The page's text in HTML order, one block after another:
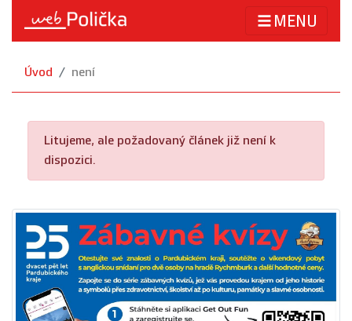
MENU
Úvod není
Litujeme, ale požadovaný článek již není k
dispozici.